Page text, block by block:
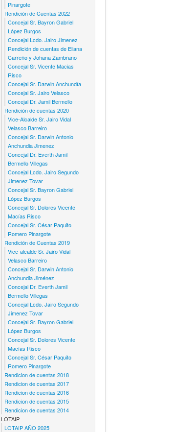
Pinargote
Rendición de Cuentas 2022
Concejal Sr. Bayron Gabriel
López Burgos
Concejal Lcdo. Jairo Jimenez
Rendición de cuentas de Eliana
Carreño y Johana Zambrano
Concejal Sr. Vicente Macias
Risco
Concejal Sr. Darwin Anchundía
Concejal Sr. Jairo Velasco
Concejal Dr. Jamil Bermello
Rendición de cuentas 2020
Vice-Alcalde Sr. Jairo Vidal
Velasco Barreiro
Concejal Sr. Darwin Antonio
Anchundia Jimenez
Concejal Dr. Everth Jamil
Bermello Villegas
Concejal Lcdo. Jairo Segundo
Jimenez Tovar
Concejal Sr. Bayron Gabriel
López Burgos
Concejal Sr. Dolores Vicente
Macías Risco
Concejal Sr. César Paquito
Romero Pinargote
Rendición de Cuentas 2019
Vice-alcalde Sr. Jairo Vidal
Velasco Barreiro
Concejal Sr. Darwin Antonio
Anchundia Jiménez
Concejal Dr. Everth Jamil
Bermello Villegas
Concejal Lcdo. Jairo Segundo
Jimenez Tovar
Concejal Sr. Bayron Gabriel
López Burgos
Concejal Sr. Dolores Vicente
Macías Risco
Concejal Sr. César Paquito
Romero Pinargote
Rendicion de cuentas 2018
Rendicion de cuentas 2017
Rendicion de cuentas 2016
Rendicion de cuentas 2015
Rendicion de cuentas 2014
LOTAIP
LOTAIP AÑO 2025